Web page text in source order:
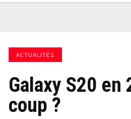
ACTUALITÉS
Galaxy S20
coup ?